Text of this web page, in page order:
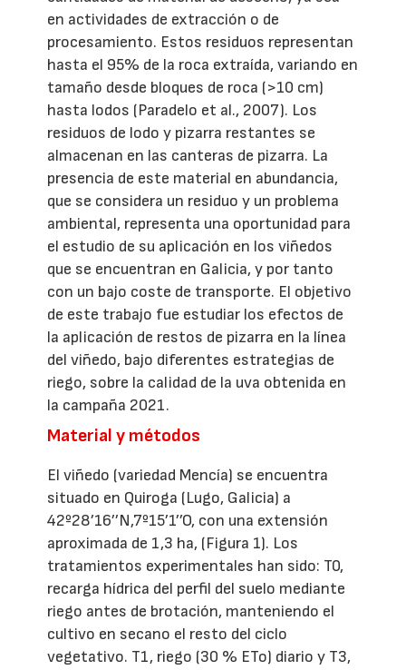
en actividades de extracción o de
procesamiento. Estos residuos representan
hasta el 95% de la roca extraída, variando en
tamaño desde bloques de roca (>10 cm)
hasta lodos (Paradelo et al., 2007). Los
residuos de lodo y pizarra restantes se
almacenan en las canteras de pizarra. La
presencia de este material en abundancia,
que se considera un residuo y un problema
ambiental, representa una oportunidad para
el estudio de su aplicación en los viñedos
que se encuentran en Galicia, y por tanto
con un bajo coste de transporte. El objetivo
de este trabajo fue estudiar los efectos de
la aplicación de restos de pizarra en la línea
del viñedo, bajo diferentes estrategias de
riego, sobre la calidad de la uva obtenida en
la campaña 2021.
Material y métodos
El viñedo (variedad Mencía) se encuentra
situado en Quiroga (Lugo, Galicia) a
42º28’16’’N,7º15’1’’O, con una extensión
aproximada de 1,3 ha, (Figura 1). Los
tratamientos experimentales han sido: T0,
recarga hídrica del perfil del suelo mediante
riego antes de brotación, manteniendo el
cultivo en secano el resto del ciclo
vegetativo. T1, riego (30 % ETo) diario y T3,